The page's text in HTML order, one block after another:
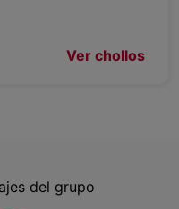
Ver chollos
del grupo